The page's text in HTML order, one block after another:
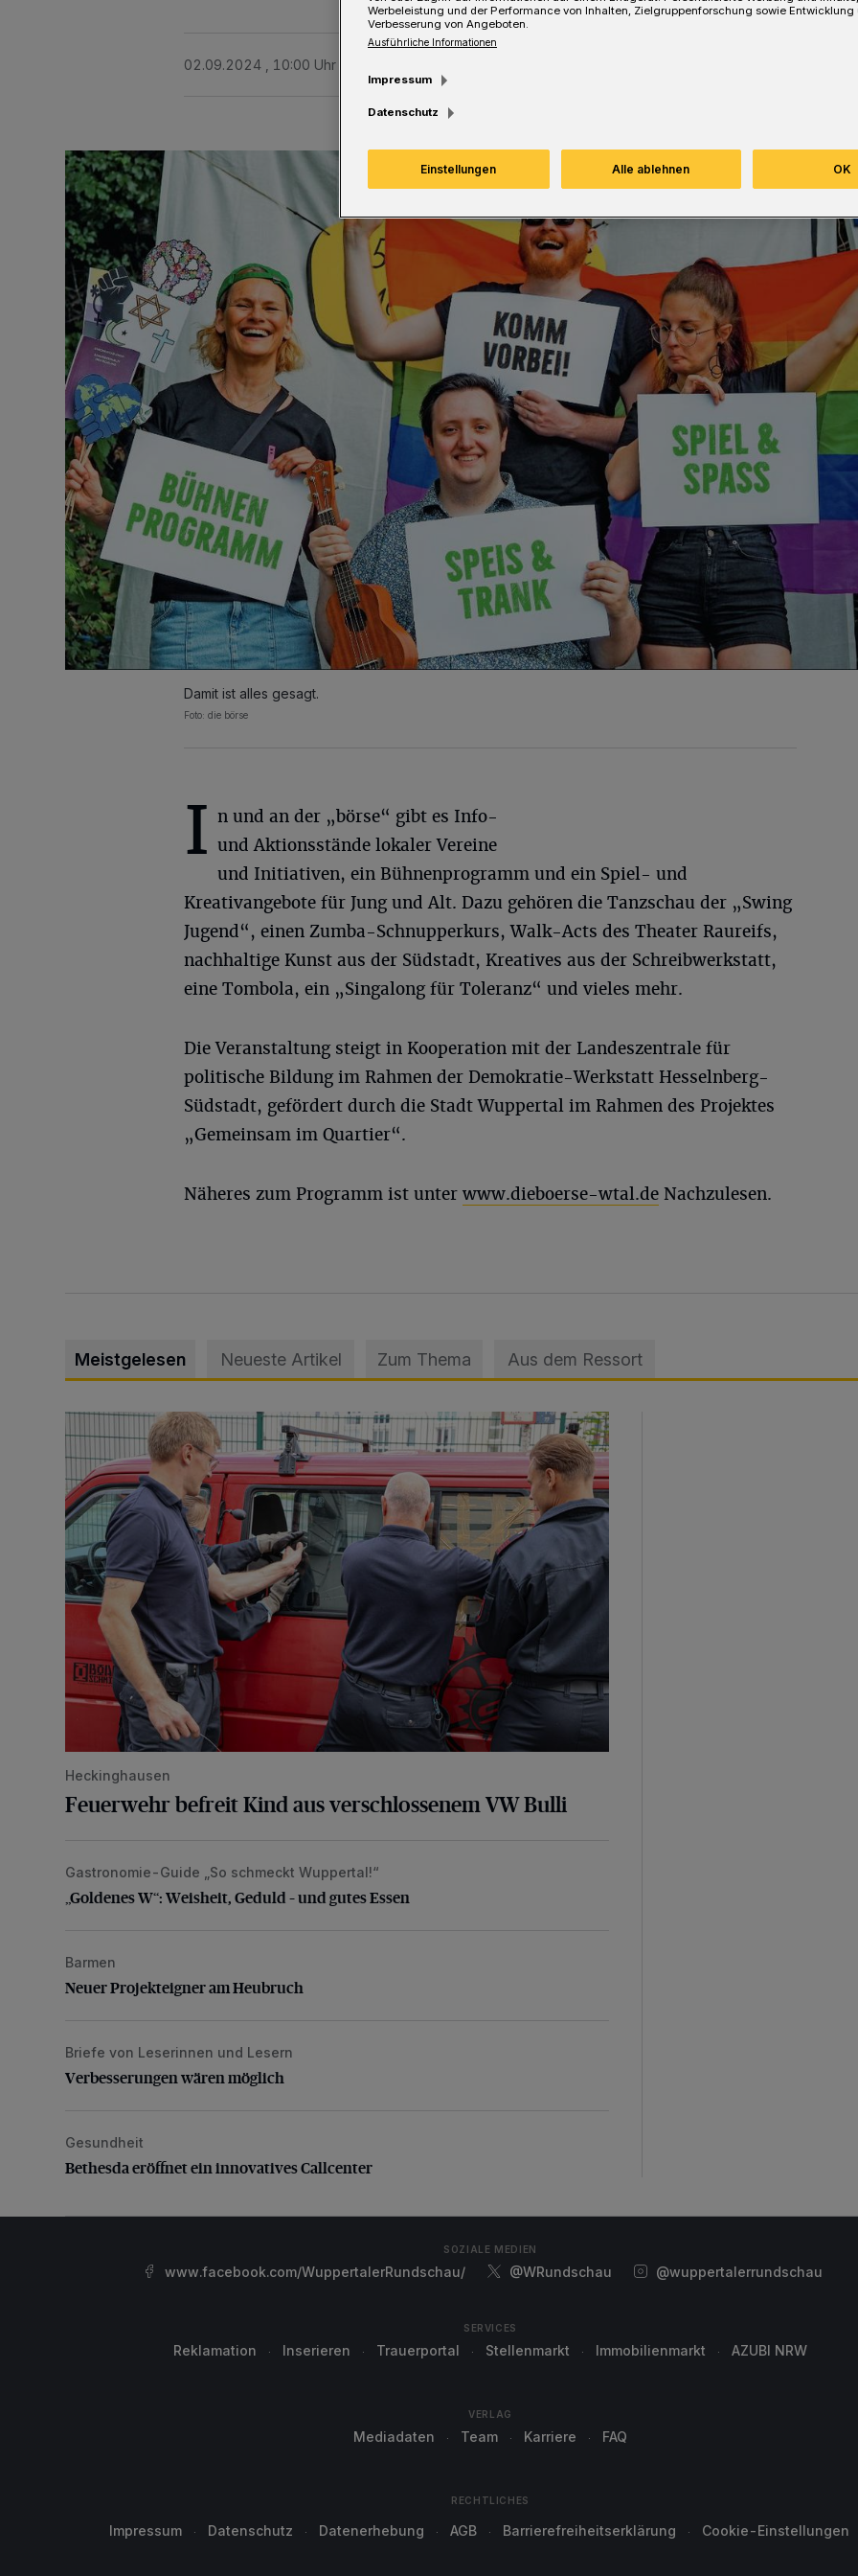
02.09.2024 , 10:00 Uhr
Damit ist alles gesagt.
Foto: die börse
I n und an der „börse“ gibt es Info-
und Aktionsstände lokaler Vereine
und Initiativen, ein Bühnenprogramm und ein Spiel- und
Kreativangebote für Jung und Alt. Dazu gehören die Tanzschau der „Swing
Jugend“, einen Zumba-Schnupperkurs, Walk-Acts des Theater Raureifs,
nachhaltige Kunst aus der Südstadt, Kreatives aus der Schreibwerkstatt,
eine Tombola, ein „Singalong für Toleranz“ und vieles mehr.
Die Veranstaltung steigt in Kooperation mit der Landeszentrale für
politische Bildung im Rahmen der Demokratie-Werkstatt Hesselnberg-
Südstadt, gefördert durch die Stadt Wuppertal im Rahmen des Projektes
„Gemeinsam im Quartier“.
Näheres zum Programm ist unter www.dieboerse-wtal.de Nachzulesen.
Meistgelesen Neueste Artikel Zum Thema Aus dem Ressort
Feuerwehr befreit Kind aus verschlossenem VW Bulli
Heckinghausen
Feuerwehr befreit Kind aus verschlossenem VW Bulli
„Goldenes W“: Weisheit, Geduld – und gutes Essen
Gastronomie-Guide „So schmeckt Wuppertal!“
„Goldenes W“: Weisheit, Geduld – und gutes Essen
Neuer Projekteigner am Heubruch
Barmen
Neuer Projekteigner am Heubruch
Verbesserungen wären möglich
Briefe von Leserinnen und Lesern
Verbesserungen wären möglich
Bethesda eröffnet ein innovatives Callcenter
Gesundheit
Bethesda eröffnet ein innovatives Callcenter
SOZIALE MEDIEN
www.facebook.com/WuppertalerRundschau/ @WRundschau @wuppertalerrundschau
SERVICES
Reklamation Inserieren Trauerportal Stellenmarkt Immobilienmarkt AZUBI NRW
VERLAG
Mediadaten Team Karriere FAQ
RECHTLICHES
Impressum Datenschutz Datenerhebung AGB Barrierefreiheitserklärung Cookie-Einstellungen
Werbeleistung und der Performance von Inhalten, Zielgruppenforschung sowie Entwicklung
Verbesserung von Angeboten.
Ausführliche Informationen
Impressum
Datenschutz
Einstellungen Alle ablehnen OK